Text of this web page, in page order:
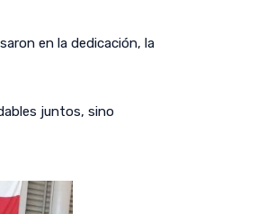
en la dedicación, la
juntos, sino